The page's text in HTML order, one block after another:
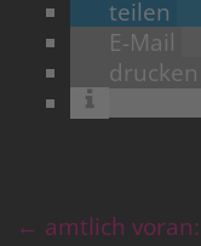
teilen
E-Mail
drucken
← amtlich